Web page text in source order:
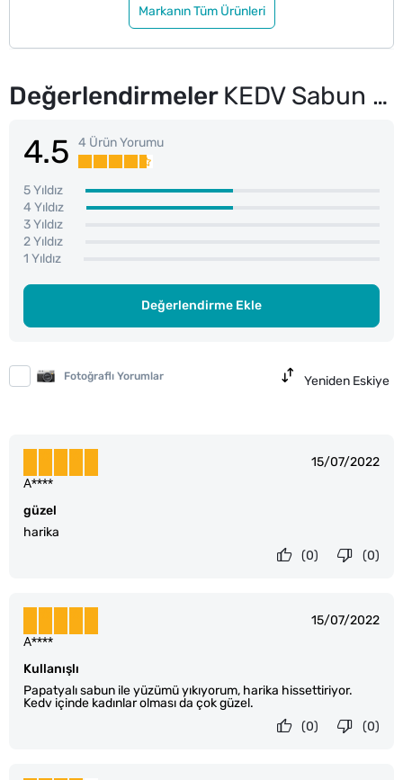
Markanın Tüm Ürünleri
Değerlendirmeler KEDV Sabun Papatya 70 gr
4.5 4 Ürün Yorumu
5 Yıldız
4 Yıldız
3 Yıldız
2 Yıldız
1 Yıldız
Değerlendirme Ekle
Fotoğraflı Yorumlar Yeniden Eskiye
15/07/2022
güzel
harika
A****
(0)
(0)
15/07/2022
Kullanışlı
Papatyalı sabun ile yüzümü yıkıyorum, harika hissettiriyor.
Kedv içinde kadınlar olması da çok güzel.
A****
(0)
(0)